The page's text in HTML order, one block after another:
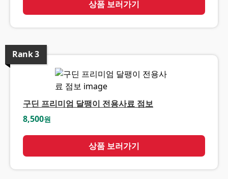
상품 보러가기
Rank3
구딘 프리미엄 달팽이 전용사료 점보
8,500원
상품 보러가기